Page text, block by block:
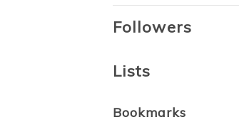
Followers
Lists
Bookmarks